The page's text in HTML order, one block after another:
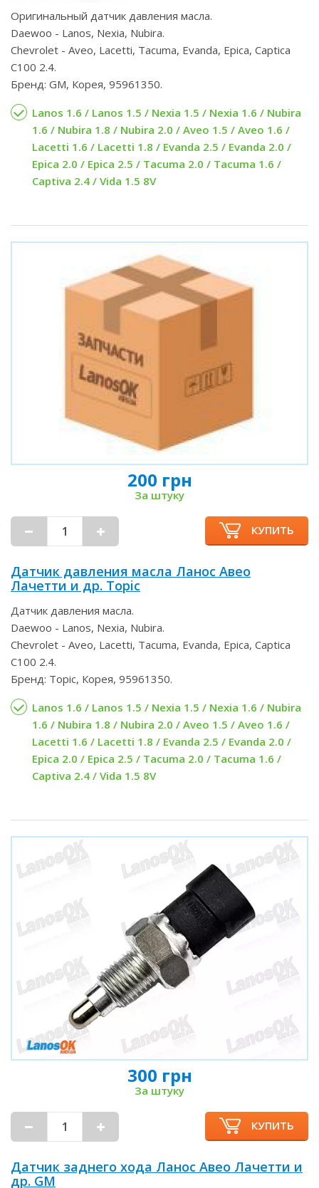
Оригинальный датчик давления масла.
Daewoo - Lanos, Nexia, Nubira.
Chevrolet - Aveo, Lacetti, Tacuma, Evanda, Epica, Captica
C100 2.4.
Бренд: GM, Корея, 95961350.
Lanos 1.6 / Lanos 1.5 / Nexia 1.5 / Nexia 1.6 / Nubira
1.6 / Nubira 1.8 / Nubira 2.0 / Aveo 1.5 / Aveo 1.6 /
Lacetti 1.6 / Lacetti 1.8 / Evanda 2.5 / Evanda 2.0 /
Epica 2.0 / Epica 2.5 / Tacuma 2.0 / Tacuma 1.6 /
Captiva 2.4 / Vida 1.5 8V
200 грн
За штуку
КУПИТЬ
Датчик давления масла Ланос Авео
Лачетти и др. Topic
Датчик давления масла.
Daewoo - Lanos, Nexia, Nubira.
Chevrolet - Aveo, Lacetti, Tacuma, Evanda, Epica, Captica
C100 2.4.
Бренд: Topic, Корея, 95961350.
Lanos 1.6 / Lanos 1.5 / Nexia 1.5 / Nexia 1.6 / Nubira
1.6 / Nubira 1.8 / Nubira 2.0 / Aveo 1.5 / Aveo 1.6 /
Lacetti 1.6 / Lacetti 1.8 / Evanda 2.5 / Evanda 2.0 /
Epica 2.0 / Epica 2.5 / Tacuma 2.0 / Tacuma 1.6 /
Captiva 2.4 / Vida 1.5 8V
300 грн
За штуку
КУПИТЬ
Датчик заднего хода Ланос Авео Лачетти и
др. GM